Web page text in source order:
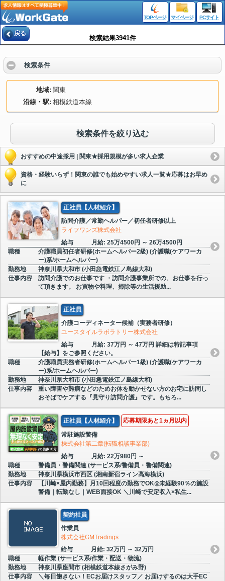
TOPページ マイページ PCサイト
戻る
検索結果3941件
検索条件
地域 関東
沿線・駅 相模鉄道本線
検索条件を絞り込む
おすすめの中途採用 | 関東★採用規模が多い求人企業
資格・経験いらず！関東の誰でも始めやすい求人一覧★応募はお早め
に
正社員【人材紹介】
訪問介護／常勤ヘルパー／初任者研修以上
ライフワンズ株式会社
給与
月給: 25万4500円 ～ 26万4500円
職種
介護職員初任者研修(ホームヘルパー2級) (介護職(ケアワーカ
ー)系/ホームヘルパー)
勤務地
神奈川県大和市 (小田急電鉄江ノ島線大和)
仕事内容
訪問介護でのお仕事です ・訪問介護事業所での、お仕事を行っ
て頂きます。 お買物や料理、掃除等の生活援助...
正社員
介護コーディネーター候補（実務者研修）
ユースタイルラボラトリー株式会社
給与
月給: 37万円 ～ 47万円 詳細は特記事項
【給与】をご参照ください。
職種
介護職員実務者研修(ホームヘルパー1級) (介護職(ケアワーカ
ー)系/ホームヘルパー)
勤務地
神奈川県大和市 (小田急電鉄江ノ島線大和)
仕事内容
重い障害や難病などのためお体を動かせない方のお宅に訪問し
おそばでケアする『見守り訪問介護』です。もちろ...
正社員【人材紹介】 応募期限あと1ヵ月以内
常駐施設警備
株式会社第二章(転職相談事業部)
給与
月給: 22万980円 ～
職種
警備員・警備関連 (サービス系/警備員・警備関連)
勤務地
神奈川県横浜市西区 (湘南新宿ライン高海横浜)
仕事内容
【川崎×屋内勤務】月10回程度の勤務でOK◎未経験90％の施設
警備｜転勤なし｜WEB面接OK ＼川崎で安定収入×私生...
契約社員
作業員
株式会社GMTradings
給与
月給: 32万円 ～ 32万円
職種
軽作業 (サービス系/作業・配送・物流)
勤務地
神奈川県座間市 (相模鉄道本線さがみ野)
仕事内容
＼毎日飽きない！ECお届けスタッフ／ お届けするのは大手EC